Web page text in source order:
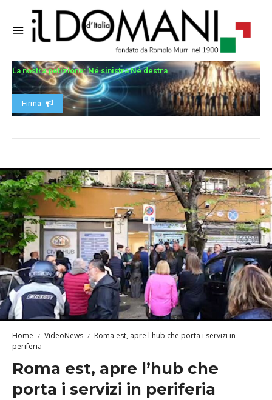
La nostra petizione: Né sinistra Né destra
Firma -
Home VideoNews
Roma est, apre l'hub che porta i servizi in
periferia
Roma est, apre l’hub che
porta i servizi in periferia